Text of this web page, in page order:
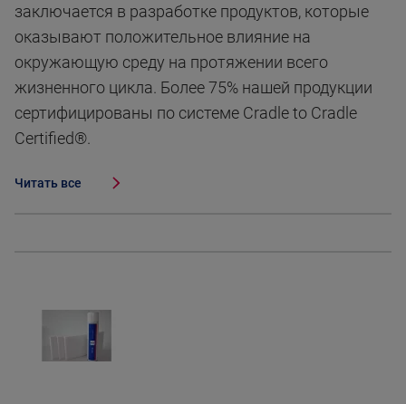
заключается в разработке продуктов, которые
оказывают положительное влияние на
окружающую среду на протяжении всего
жизненного цикла. Более 75% нашей продукции
сертифицированы по системе Cradle to Cradle
Certified®.
Читать все